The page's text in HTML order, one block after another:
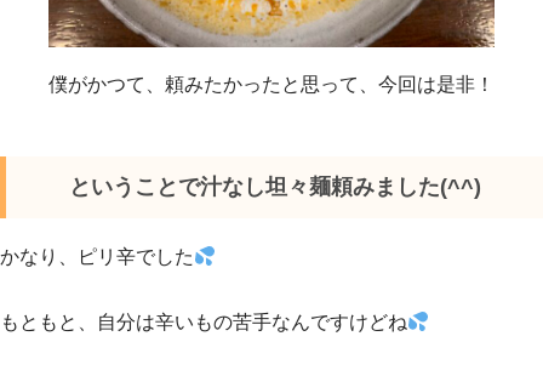
僕がかつて、頼みたかったと思って、今回は是非！
ということで汁なし坦々麺頼みました(^^)
かなり、ピリ辛でした
もともと、自分は辛いもの苦手なんですけどね